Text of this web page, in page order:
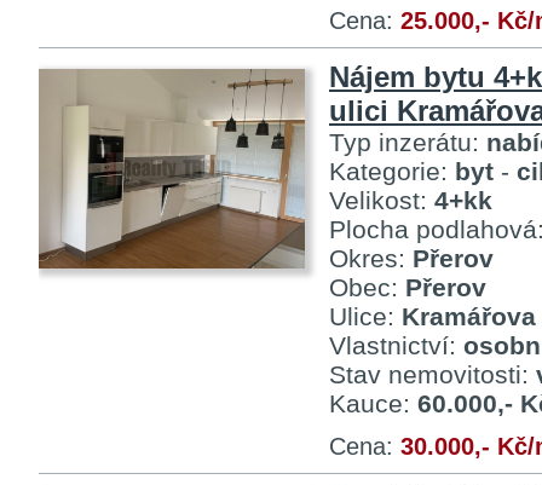
Cena: 25.000,-
Nájem bytu
ulici
Typ inzerátu:
Kategorie: byt -
Velikost: 4+kk
Plocha
Okres: Přerov
Obec: Přerov
Ulice: Kramářova
Vlastnictví:
Stav nemovitosti:
Kauce: 60.000,-
Cena: 30.000,-